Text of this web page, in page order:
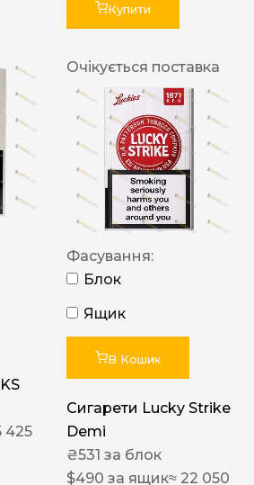
Купити
425
Очікується поставка
Фасування:
Блок
Ящик
В Кошик
Сигарети Lucky Strike
Demi
₴531 за блок
$490 за ящик≈ 22 050